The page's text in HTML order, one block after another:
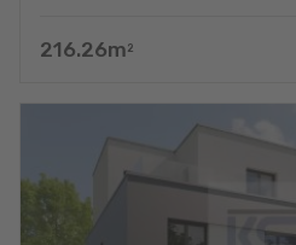
216.26m 2